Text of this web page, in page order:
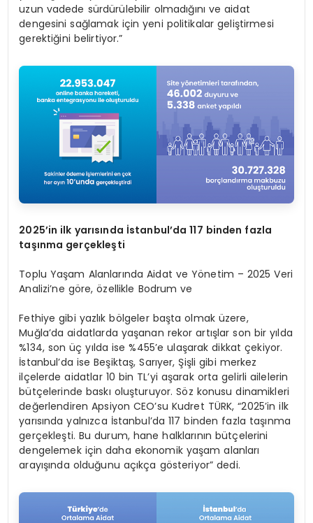
uzun vadede sürdürülebilir olmadığını ve aidat
dengesini sağlamak için yeni politikalar geliştirmesi
gerektiğini belirtiyor.”
2025’in ilk yarısında İstanbul’da 117 binden fazla
taşınma gerçekleşti
Toplu Yaşam Alanlarında Aidat ve Yönetim – 2025 Veri
Analizi’ne göre, özellikle Bodrum ve
Fethiye gibi yazlık bölgeler başta olmak üzere,
Muğla’da aidatlarda yaşanan rekor artışlar son bir yılda
%134, son üç yılda ise %455’e ulaşarak dikkat çekiyor.
İstanbul’da ise Beşiktaş, Sarıyer, Şişli gibi merkez
ilçelerde aidatlar 10 bin TL’yi aşarak orta gelirli ailelerin
bütçelerinde baskı oluşturuyor. Söz konusu dinamikleri
değerlendiren Apsiyon CEO’su Kudret TÜRK, “2025’in ilk
yarısında yalnızca İstanbul’da 117 binden fazla taşınma
gerçekleşti. Bu durum, hane halklarının bütçelerini
dengelemek için daha ekonomik yaşam alanları
arayışında olduğunu açıkça gösteriyor” dedi.